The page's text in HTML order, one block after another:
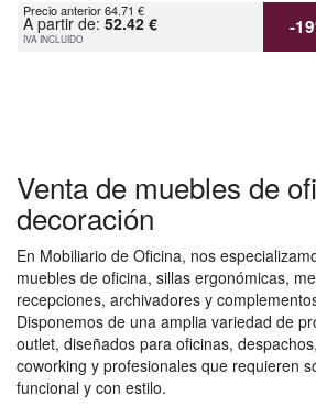
Precio anterior 64.71 €
A partir de: 52.42 €
IVA INCLUIDO -
Venta de muebles de
decoración
En Mobiliario de Oficina, nos
muebles de oficina, sillas ergonómicas,
recepciones, archivadores y
Disponemos de una amplia variedad de
outlet, diseñados para oficinas,
coworking y profesionales que requieren
funcional y con estilo.